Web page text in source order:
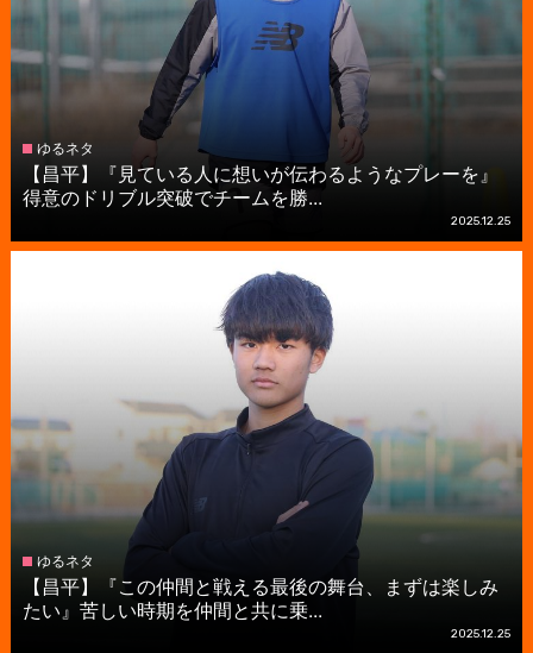
ゆるネタ
【昌平】『見ている人に想いが伝わるようなプレーを』
得意のドリブル突破でチームを勝...
2025.12.25
ゆるネタ
【昌平】『この仲間と戦える最後の舞台、まずは楽しみ
たい』苦しい時期を仲間と共に乗...
2025.12.25